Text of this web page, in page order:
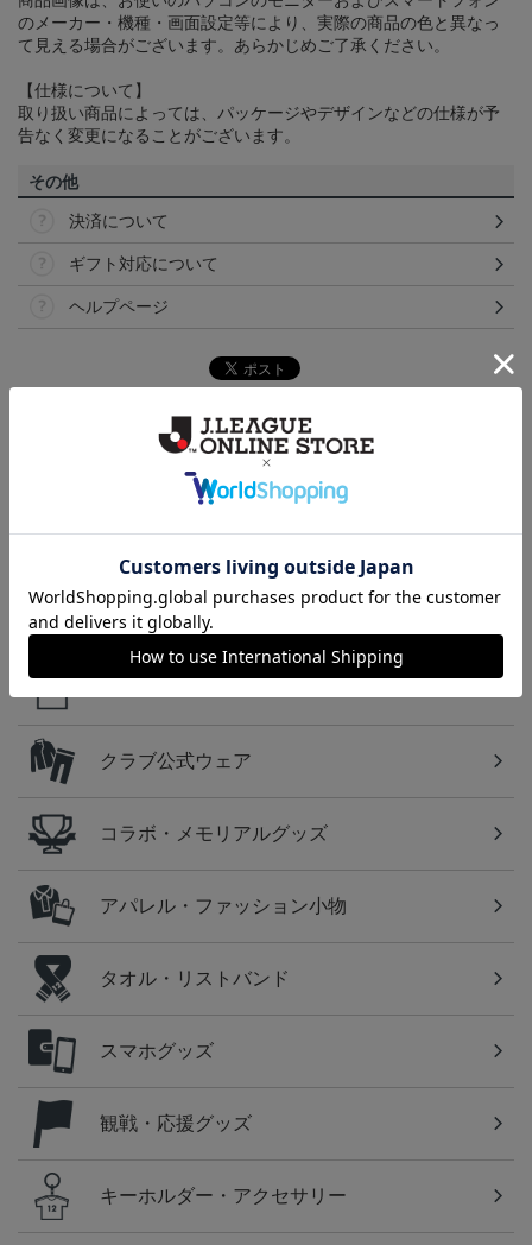
のメーカー・機種・画面設定等により、実際の商品の色と異なっ
て見える場合がございます。あらかじめご了承ください。
【仕様について】
取り扱い商品によっては、パッケージやデザインなどの仕様が予
告なく変更になることがございます。
その他
決済について
ギフト対応について
ヘルプページ
カテゴリから探す
クラブ公式ウェア
コラボ・メモリアルグッズ
アパレル・ファッション小物
タオル・リストバンド
スマホグッズ
観戦・応援グッズ
キーホルダー・アクセサリー